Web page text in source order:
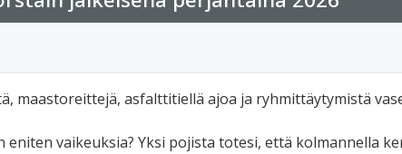
maastoreittejä, asfalttitiellä ajoa ja ryhmittäytymistä
vaikeuksia? Yksi pojista totesi, että kolmannella